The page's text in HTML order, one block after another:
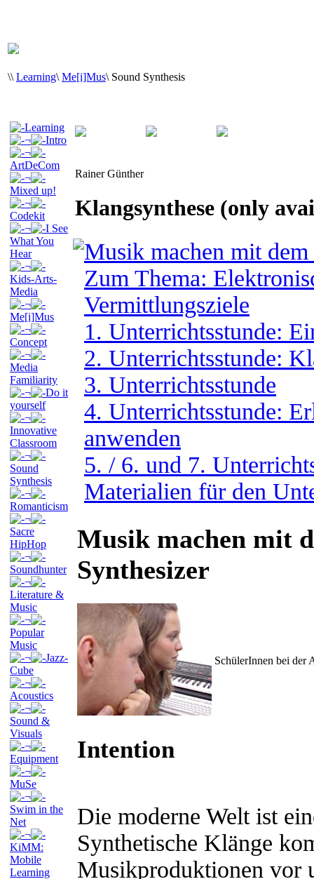
\\ Learning\ Me[i]Mus\ Sound Synthesis
Learning
¬
Intro
¬
ArtDeCom
¬
Mixed up!
¬
Codekit
¬
I See
What You
Hear
¬
Kids-Arts-
Media
¬
Me[i]Mus
¬
Concept
¬
Media
Familiarity
¬
Do it
yourself
¬
Innovative
Classroom
¬
Sound
Synthesis
¬
Romanticism
¬
Sacre
HipHop
¬
Soundhunter
¬
Literature &
Music
¬
Popular
Music
¬
Jazz-
Cube
¬
Acoustics
¬
Sound &
Visuals
¬
Equipment
¬
MuSe
¬
Swim in the
Net
¬
KiMM:
Mobile
Learning
Rainer Günther
Klangsynthese (only
Musik machen mit
Zum Thema:
Vermittlungsziele
1. Unterrichtsstunde:
2. Unterrichtsstunde:
3. Unterrichtsstunde
4. Unterrichtsstunde:
anwenden
5. / 6. und 7.
Materialien für den
Musik machen mit
Synthesizer
SchülerInnen bei der
Intention
Die moderne Welt ist
Synthetische Klänge
Musikproduktionen vor